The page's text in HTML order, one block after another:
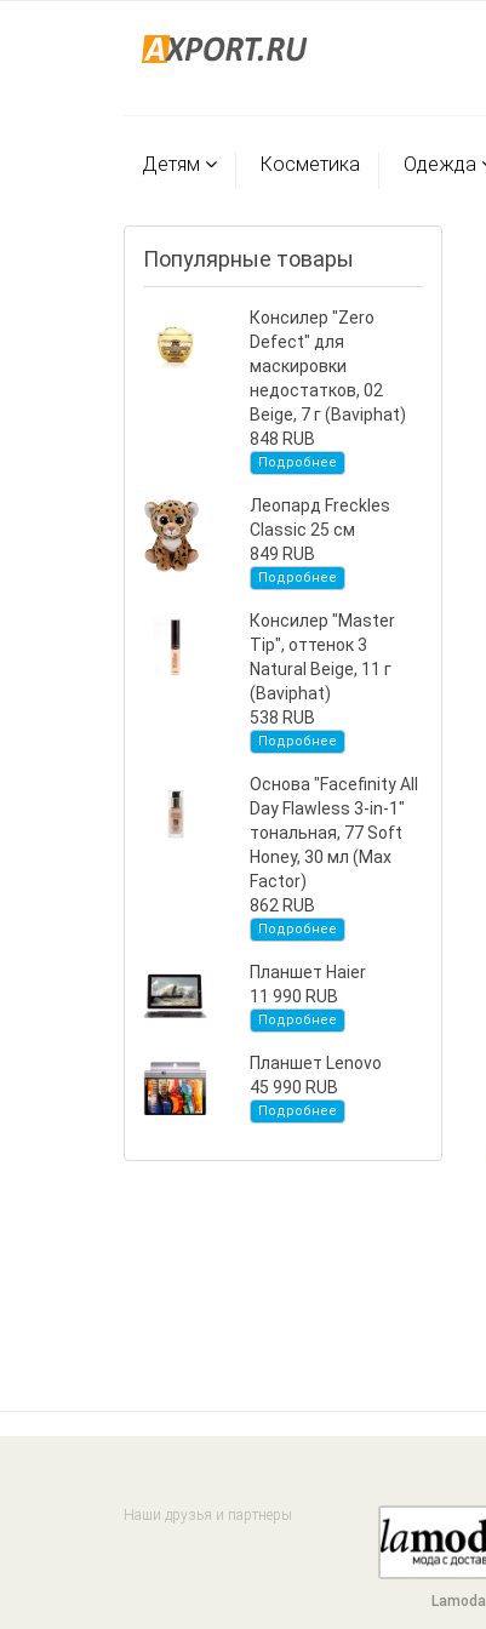
Детям Косметика Одежда
Популярные товары
Консилер "Zero
Defect" для
маскировки
недостатков, 02
Beige, 7 г (Baviphat)
848 RUB
Подробнее
Леопард Freckles
Classic 25 см
849 RUB
Подробнее
Консилер "Master
Tip", оттенок 3
Natural Beige, 11 г
(Baviphat)
538 RUB
Подробнее
Основа "Facefinity All
Day Flawless 3-in-1"
тональная, 77 Soft
Honey, 30 мл (Max
Factor)
862 RUB
Подробнее
Планшет Haier
11 990 RUB
Подробнее
Планшет Lenovo
45 990 RUB
Подробнее
Наши друзья и партнеры
Lamoda